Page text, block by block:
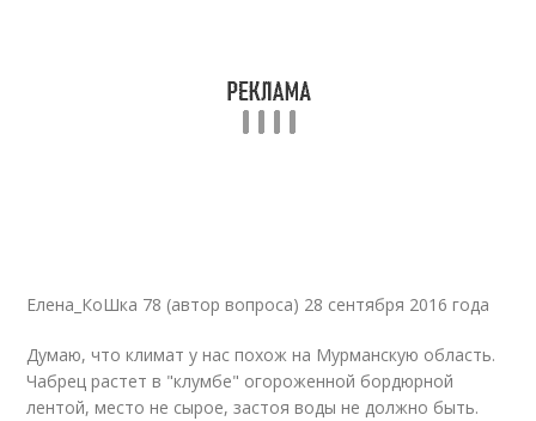
Елена_КоШка 78 (автор вопроса) 28 сентября 2016 года
Думаю, что климат у нас похож на Мурманскую область.
Чабрец растет в "клумбе" огороженной бордюрной
лентой, место не сырое, застоя воды не должно быть.